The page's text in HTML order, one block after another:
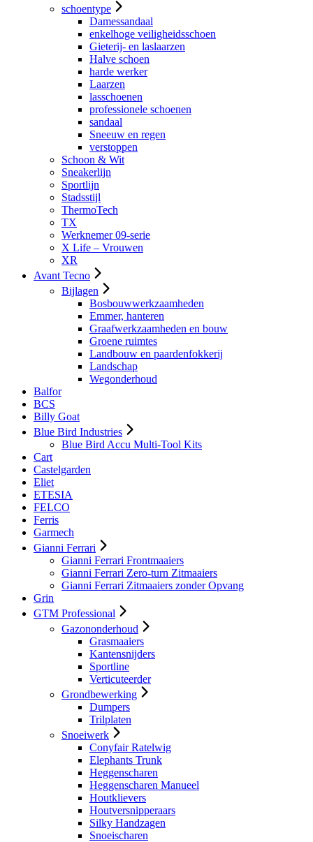
schoentype
Damessandaal
enkelhoge veiligheidsschoen
Gieterij- en laslaarzen
Halve schoen
harde werker
Laarzen
lasschoenen
professionele schoenen
sandaal
Sneeuw en regen
verstoppen
Schoon & Wit
Sneakerlijn
Sportlijn
Stadsstijl
ThermoTech
TX
Werknemer 09-serie
X Life – Vrouwen
XR
Avant Tecno
Bijlagen
Bosbouwwerkzaamheden
Emmer, hanteren
Graafwerkzaamheden en bouw
Groene ruimtes
Landbouw en paardenfokkerij
Landschap
Wegonderhoud
Balfor
BCS
Billy Goat
Blue Bird Industries
Blue Bird Accu Multi-Tool Kits
Cart
Castelgarden
Eliet
ETESIA
FELCO
Ferris
Garmech
Gianni Ferrari
Gianni Ferrari Frontmaaiers
Gianni Ferrari Zero-turn Zitmaaiers
Gianni Ferrari Zitmaaiers zonder Opvang
Grin
GTM Professional
Gazononderhoud
Grasmaaiers
Kantensnijders
Sportline
Verticuteerder
Grondbewerking
Dumpers
Trilplaten
Snoeiwerk
Conyfair Ratelwig
Elephants Trunk
Heggenscharen
Heggenscharen Manueel
Houtklievers
Houtversnipperaars
Silky Handzagen
Snoeischaren